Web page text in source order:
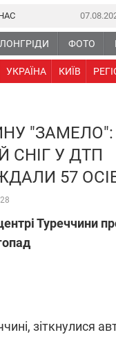
ЛОНГРІДИ ФОТО
УКРАЇНА КИЇВ
"ЗАМЕЛО":
СНІГ У ДТП
57
Туреччини
зіткнулися